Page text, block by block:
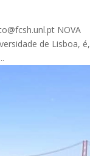
NOVA
de Lisboa, é,